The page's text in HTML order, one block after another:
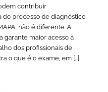
contribuir
do processo de diagnóstico
não é diferente. A
garante maior acesso à
dos profissionais de
o que é o exame, em […]